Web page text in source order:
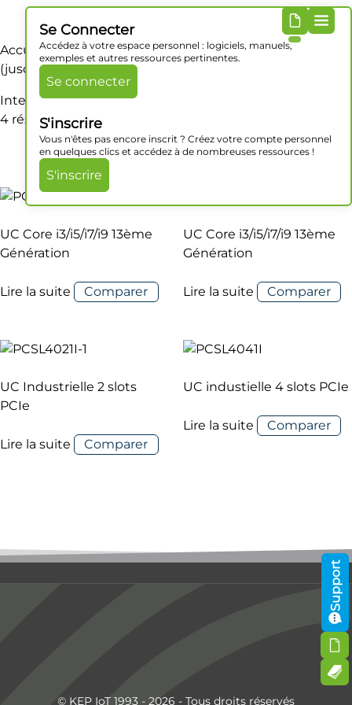
Se Connecter
Accédez à votre espace personnel : logiciels, manuels,
exemples et autres ressources pertinentes.
Se connecter
S'inscrire
Vous n'êtes pas encore inscrit ? Créez votre compte personnel
en quelques clics et accédez à de nombreuses ressources !
S'inscrire
Accueil/ Produit Processeur / Intel Core i9-13900TE
(jusqu'à 5.0 GHz)
Intel Core i9-13900TE (jusqu'à 5.0 GHz)
4 résultats affichés
UC Core i3/i5/i7/i9 13ème
Génération
Lire la suite Comparer
UC Core i3/i5/i7/i9 13ème
Génération
Lire la suite Comparer
UC Industrielle 2 slots
PCIe
Lire la suite Comparer
UC industielle 4 slots PCIe
Lire la suite Comparer
Support
© KEP IoT 1993 - 2026 - Tous droits réservés